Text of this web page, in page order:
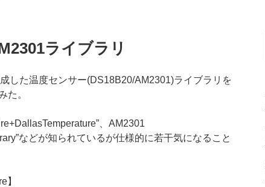
ライブラリ
した温度センサー(DS18B20/AM2301)ライブラリを
た。
、AM2301
などが知られているが仕様的に若干気になること
】